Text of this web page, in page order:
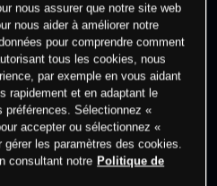
une position àsur
à trader
nous assurer que notre site web
nous aider à améliorer notre
pour comprendre comment
tous les cookies, nous
par exemple en vous aidant
rapidement et en adaptant le
préférences. Sélectionnez «
accepter ou sélectionnez «
les paramètres des cookies.
consultant notre Politique de